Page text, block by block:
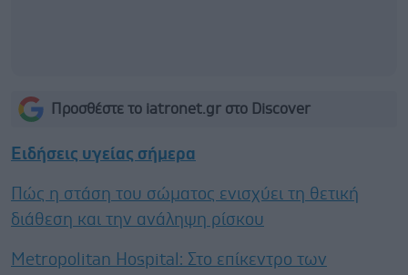
Προσθέστε το iatronet.gr στο Discover
Ειδήσεις υγείας σήμερα
Πώς η στάση του σώματος ενισχύει τη θετική
διάθεση και την ανάληψη ρίσκου
Metropolitan Hospital: Στο επίκεντρο των